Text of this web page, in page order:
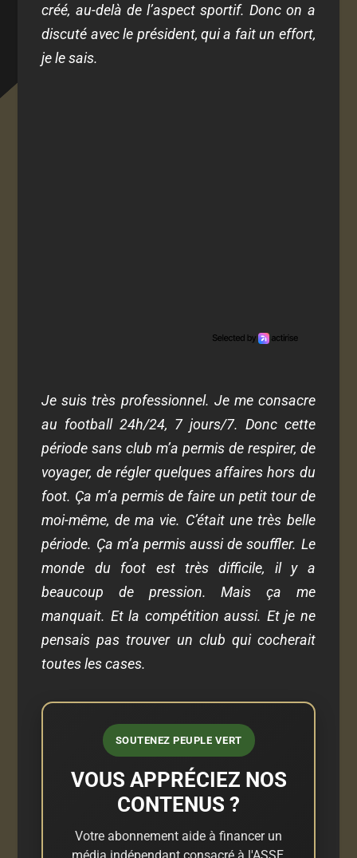
créé, au-delà de l’aspect sportif. Donc on a
discuté avec le président, qui a fait un effort,
je le sais.
Je suis très professionnel. Je me consacre
au football 24h/24, 7 jours/7. Donc cette
période sans club m’a permis de respirer, de
voyager, de régler quelques affaires hors du
foot. Ça m’a permis de faire un petit tour de
moi-même, de ma vie. C’était une très belle
période. Ça m’a permis aussi de souffler. Le
monde du foot est très difficile, il y a
beaucoup de pression. Mais ça me
manquait. Et la compétition aussi. Et je ne
pensais pas trouver un club qui cocherait
toutes les cases.
SOUTENEZ PEUPLE VERT
VOUS APPRÉCIEZ NOS
CONTENUS ?
Votre abonnement aide à financer un
média indépendant consacré à l'ASSE,